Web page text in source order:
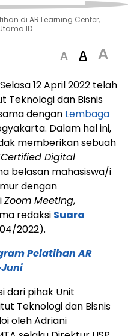
di AR Learning Center,
ID
A A A
Selasa 12 April 2022 telah
Teknologi dan Bisnis
dengan Lembaga
Dalam hal ini,
memberikan sebuah
Certified Digital
belasan mahasiswa/i
dengan
Zoom Meeting,
redaksi Suara
2022).
Pelatihan AR
dari pihak Unit
Teknologi dan Bisnis
oleh Adriani